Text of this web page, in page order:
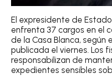
El expresidente de
enfrenta 37 cargos en el
de la Casa Blanca, según
publicada el viernes. Los
responsabilizan de
expedientes sensibles